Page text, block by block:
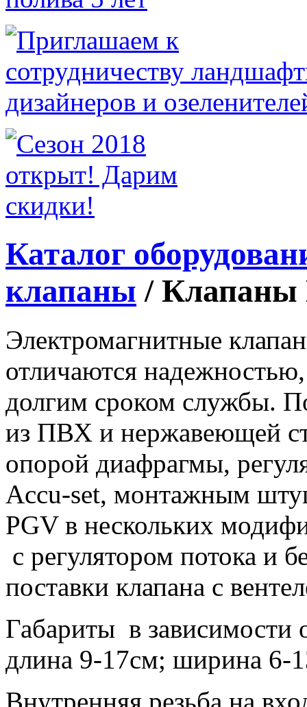
Каталог
клапаны / Клапаны
Электромагнитные
отличаются
долгим сроком службы.
из ПВХ и нержавеющей
опорой диафрагмы,
Accu-set, монтажным
PGV в нескольких
с регулятором потока и
поставки клапана с
Габариты в зависимости
длина 9-17см; ширина 6-